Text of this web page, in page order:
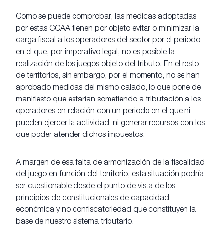
Como se puede comprobar, las medidas adoptadas
por estas CCAA tienen por objeto evitar o minimizar la
carga fiscal a los operadores del sector por el periodo
en el que, por imperativo legal, no es posible la
realización de los juegos objeto del tributo. En el resto
de territorios, sin embargo, por el momento, no se han
aprobado medidas del mismo calado, lo que pone de
manifiesto que estarían sometiendo a tributación a los
operadores en relación con un periodo en el que ni
pueden ejercer la actividad, ni generar recursos con los
que poder atender dichos impuestos.
A margen de esa falta de armonización de la fiscalidad
del juego en función del territorio, esta situación podría
ser cuestionable desde el punto de vista de los
principios de constitucionales de capacidad
económica y no confiscatoriedad que constituyen la
base de nuestro sistema tributario.